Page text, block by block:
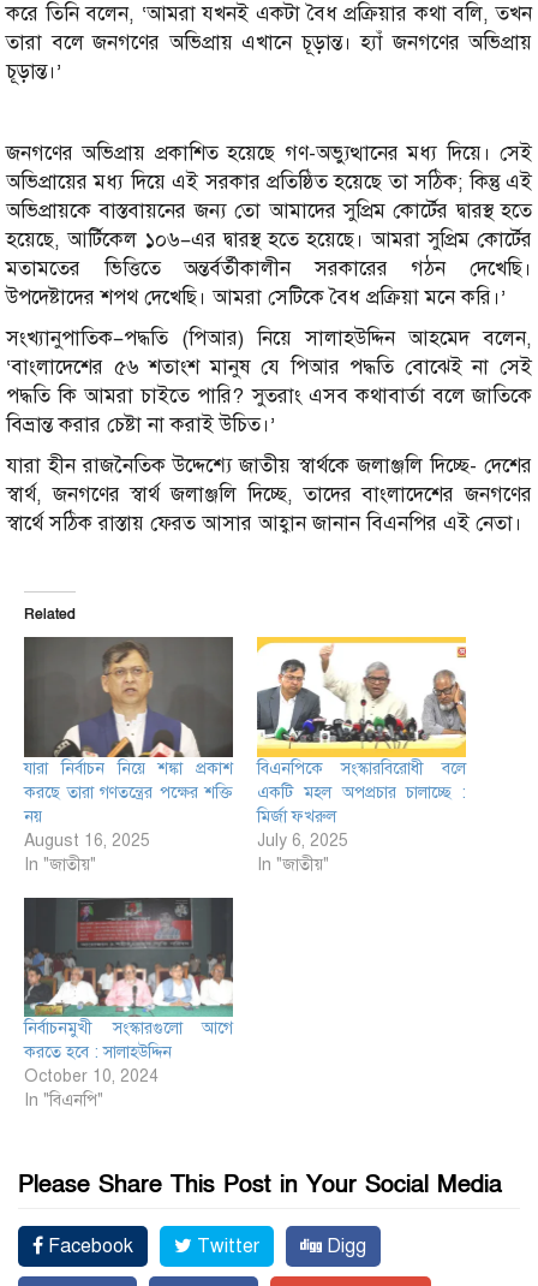
করে তিনি বলেন, ‘আমরা যখনই একটা বৈধ প্রক্রিয়ার কথা বলি, তখন
তারা বলে জনগণের অভিপ্রায় এখানে চূড়ান্ত। হ্যাঁ জনগণের অভিপ্রায়
চূড়ান্ত।’
জনগণের অভিপ্রায় প্রকাশিত হয়েছে গণ-অভ্যুত্থানের মধ্য দিয়ে। সেই
অভিপ্রায়ের মধ্য দিয়ে এই সরকার প্রতিষ্ঠিত হয়েছে তা সঠিক; কিন্তু এই
অভিপ্রায়কে বাস্তবায়নের জন্য তো আমাদের সুপ্রিম কোর্টের দ্বারস্থ হতে
হয়েছে, আর্টিকেল ১০৬–এর দ্বারস্থ হতে হয়েছে। আমরা সুপ্রিম কোর্টের
মতামতের ভিত্তিতে অন্তর্বর্তীকালীন সরকারের গঠন দেখেছি।
উপদেষ্টাদের শপথ দেখেছি। আমরা সেটিকে বৈধ প্রক্রিয়া মনে করি।’
সংখ্যানুপাতিক–পদ্ধতি (পিআর) নিয়ে সালাহউদ্দিন আহমেদ বলেন,
‘বাংলাদেশের ৫৬ শতাংশ মানুষ যে পিআর পদ্ধতি বোঝেই না সেই
পদ্ধতি কি আমরা চাইতে পারি? সুতরাং এসব কথাবার্তা বলে জাতিকে
বিভ্রান্ত করার চেষ্টা না করাই উচিত।’
যারা হীন রাজনৈতিক উদ্দেশ্যে জাতীয় স্বার্থকে জলাঞ্জলি দিচ্ছে- দেশের
স্বার্থ, জনগণের স্বার্থ জলাঞ্জলি দিচ্ছে, তাদের বাংলাদেশের জনগণের
স্বার্থে সঠিক রাস্তায় ফেরত আসার আহ্বান জানান বিএনপির এই নেতা।
Related
যারা নির্বাচন নিয়ে শঙ্কা প্রকাশ
করছে তারা গণতন্ত্রের পক্ষের শক্তি
নয়
August 16, 2025
In "জাতীয়"
বিএনপিকে সংস্কারবিরোধী বলে
একটি মহল অপপ্রচার চালাচ্ছে :
মির্জা ফখরুল
July 6, 2025
In "জাতীয়"
নির্বাচনমুখী সংস্কারগুলো আগে
করতে হবে : সালাহউদ্দিন
October 10, 2024
In "বিএনপি"
Please Share This Post in Your Social Media
Facebook Twitter Digg